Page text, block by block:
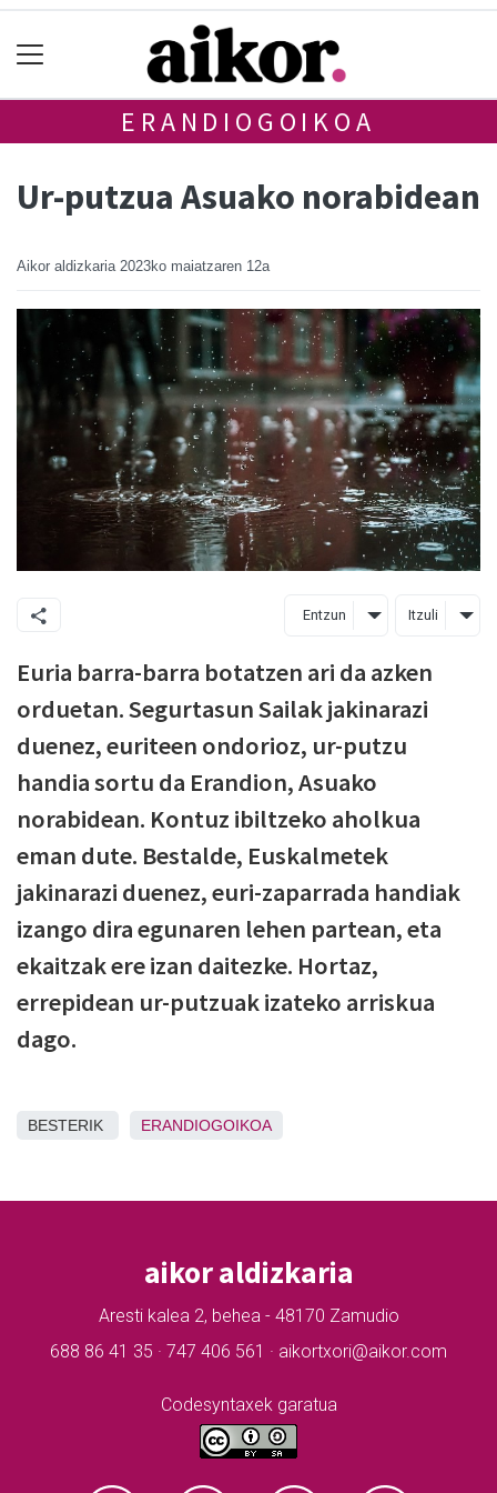
ERANDIOGOIKOA
Ur-putzua Asuako norabidean
Aikor aldizkaria 2023ko maiatzaren 12a
Entzun Itzuli
Euria barra-barra botatzen ari da azken
orduetan. Segurtasun Sailak jakinarazi
duenez, euriteen ondorioz, ur-putzu
handia sortu da Erandion, Asuako
norabidean. Kontuz ibiltzeko aholkua
eman dute. Bestalde, Euskalmetek
jakinarazi duenez, euri-zaparrada handiak
izango dira egunaren lehen partean, eta
ekaitzak ere izan daitezke. Hortaz,
errepidean ur-putzuak izateko arriskua
dago.
BESTERIK ERANDIOGOIKOA
aikor aldizkaria
Aresti kalea 2, behea - 48170 Zamudio
688 86 41 35 · 747 406 561 · aikortxori@aikor.com
Codesyntaxek garatua